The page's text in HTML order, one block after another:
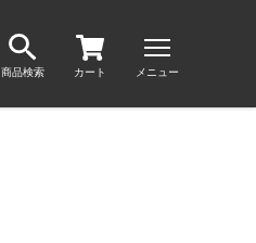
商品検索 カート メニュー